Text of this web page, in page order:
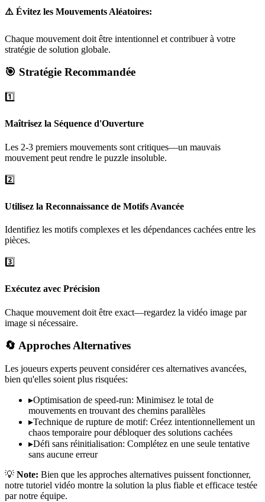
⚠️ Évitez les Mouvements Aléatoires:
Chaque mouvement doit être intentionnel et contribuer à votre
stratégie de solution globale.
🎯 Stratégie Recommandée
1️⃣
Maîtrisez la Séquence d'Ouverture
Les 2-3 premiers mouvements sont critiques—un mauvais
mouvement peut rendre le puzzle insoluble.
2️⃣
Utilisez la Reconnaissance de Motifs Avancée
Identifiez les motifs complexes et les dépendances cachées entre les
pièces.
3️⃣
Exécutez avec Précision
Chaque mouvement doit être exact—regardez la vidéo image par
image si nécessaire.
🔄 Approches Alternatives
Les joueurs experts peuvent considérer ces alternatives avancées,
bien qu'elles soient plus risquées:
▸Optimisation de speed-run: Minimisez le total de
mouvements en trouvant des chemins parallèles
▸Technique de rupture de motif: Créez intentionnellement un
chaos temporaire pour débloquer des solutions cachées
▸Défi sans réinitialisation: Complétez en une seule tentative
sans aucune erreur
💡 Note: Bien que les approches alternatives puissent fonctionner,
notre tutoriel vidéo montre la solution la plus fiable et efficace testée
par notre équipe.